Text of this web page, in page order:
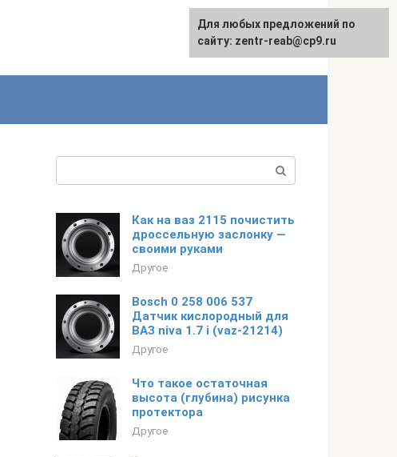
Как на ваз 2115 почистить
дроссельную заслонку —
своими руками
Другое
Bosch 0 258 006 537
Датчик кислородный для
ВАЗ niva 1.7 i (vaz-21214)
Другое
Что такое остаточная
высота (глубина) рисунка
протектора
Другое
Для любых предложений по
сайту: zentr-reab@cp9.ru